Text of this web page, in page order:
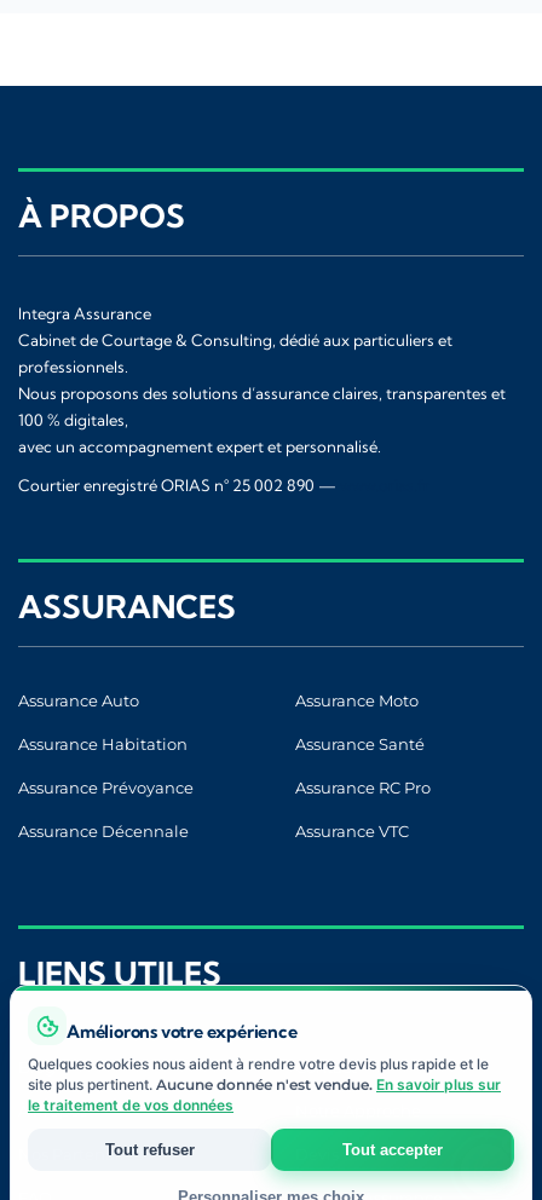
À PROPOS
Integra Assurance
Cabinet de Courtage & Consulting, dédié aux particuliers et
professionnels.
Nous proposons des solutions d’assurance claires, transparentes et
100 % digitales,
avec un accompagnement expert et personnalisé.
Courtier enregistré ORIAS n° 25 002 890 —
ASSURANCES
Assurance Auto Assurance Moto
Assurance Habitation Assurance Santé
Assurance Prévoyance Assurance RC Pro
Assurance Décennale Assurance VTC
LIENS UTILES
Blog Contact
À Propos
Nos Partenaires Devis Gratuit
Améliorons votre expérience
Quelques cookies nous aident à rendre votre devis plus rapide et le
site plus pertinent. Aucune donnée n'est vendue. En savoir plus sur
le traitement de vos données
Tout refuser Tout accepter